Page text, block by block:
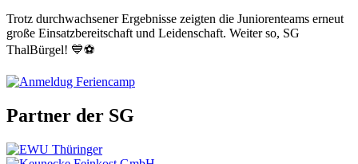
Trotz durchwachsener Ergebnisse zeigten die Juniorenteams erneut
große Einsatzbereitschaft und Leidenschaft. Weiter so, SG
ThalBürgel! 💙⚽
Partner der SG